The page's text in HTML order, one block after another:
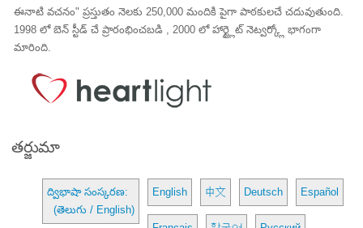
ఈనాటి వచనం" ప్రస్తుతం నెలకు 250,000 మందికి పైగా పాఠకులచే చదువుతుంది.
1998 లో బెన్ స్టీడ్ చే ప్రారంభించబడి , 2000 లో హార్ట్లైట్ నెట్వర్క్లో భాగంగా
మారింది.
తర్జుమా
ద్విభాషా సంస్కరణ:
(తెలుగు / English)
English 中文 Deutsch Español